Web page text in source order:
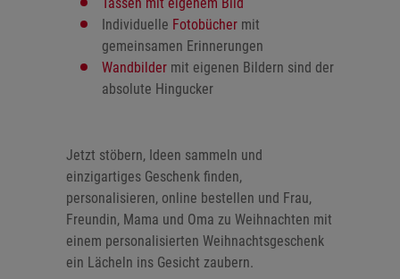
Individuelle Fotobücher mit
gemeinsamen Erinnerungen
Wandbilder mit eigenen Bildern sind der
absolute Hingucker
Jetzt stöbern, Ideen sammeln und
einzigartiges Geschenk finden,
personalisieren, online bestellen und Frau,
Freundin, Mama und Oma zu Weihnachten mit
einem personalisierten Weihnachtsgeschenk
ein Lächeln ins Gesicht zaubern.